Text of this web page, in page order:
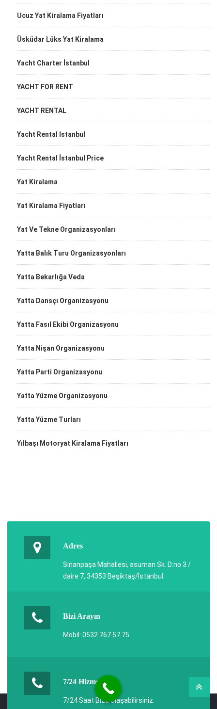
Ucuz Yat Kiralama Fiyatları
Üsküdar Lüks Yat Kiralama
Yacht Charter İstanbul
YACHT FOR RENT
YACHT RENTAL
Yacht Rental Istanbul
Yacht Rental İstanbul Price
Yat Kiralama
Yat Kiralama Fiyatları
Yat Ve Tekne Organizasyonları
Yatta Balık Turu Organizasyonları
Yatta Bekarlığa Veda
Yatta Dansçı Organizasyonu
Yatta Fasıl Ekibi Organizasyonu
Yatta Nişan Organizasyonu
Yatta Parti Organizasyonu
Yatta Yüzme Organizasyonu
Yatta Yüzme Turları
Yılbaşı Motoryat Kiralama Fiyatları
Adres
Sinanpaşa Mahallesi, asuman Sk. D:no 3 /
daire 7, 34353 Beşiktaş/İstanbul
Bizi Arayın
Mobil: 0532 767 57 75
7/24 Hizmet
7/24 Saat Bize Ulaşabilirsiniz.